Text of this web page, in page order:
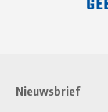
Nieuwsbrief